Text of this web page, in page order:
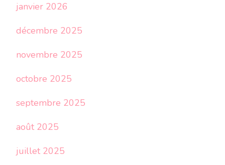
janvier 2026
décembre 2025
novembre 2025
octobre 2025
septembre 2025
août 2025
juillet 2025